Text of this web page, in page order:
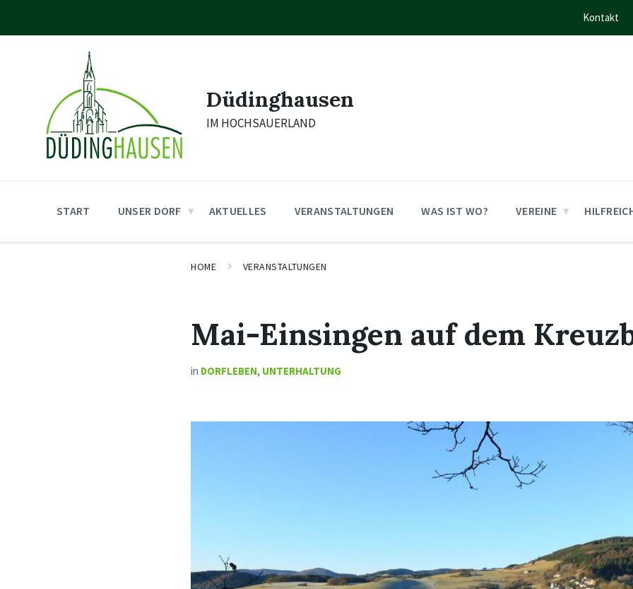
content
main
footer
Kontakt
Düdinghausen
IM HOCHSAUERLAND
START UNSER DORF AKTUELLES VERANSTALTUNGEN WAS IST WO? VEREINE
HOME VERANSTALTUNGEN
Mai-Einsingen auf dem
in DORFLEBEN, UNTERHALTUNG